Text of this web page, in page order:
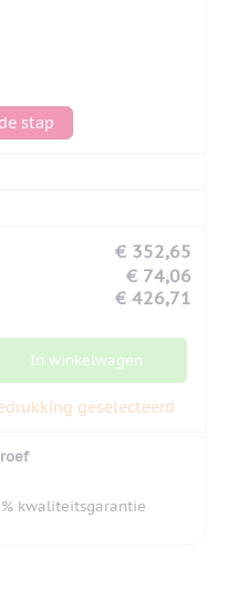
stap
€ 352,65
€ 74,06
€ 426,71
In winkelwagen
geselecteerd
kwaliteitsgarantie